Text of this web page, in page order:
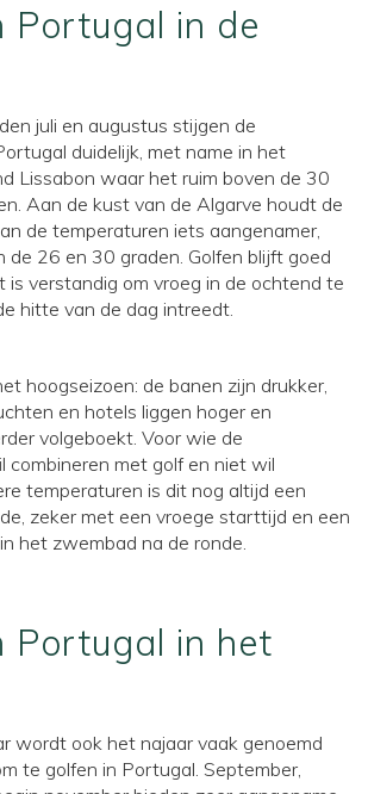
Portugal in de
juli en augustus stijgen de
duidelijk, met name in het
Lissabon waar het ruim boven de 30
Aan de kust van de Algarve houdt de
de temperaturen iets aangenamer,
de 26 en 30 graden. Golfen blijft goed
is verstandig om vroeg in de ochtend te
hitte van de dag intreedt.
hoogseizoen: de banen zijn drukker,
en hotels liggen hoger en
volgeboekt. Voor wie de
combineren met golf en niet wil
temperaturen is dit nog altijd een
zeker met een vroege starttijd en een
het zwembad na de ronde.
Portugal in het
wordt ook het najaar vaak genoemd
te golfen in Portugal. September,